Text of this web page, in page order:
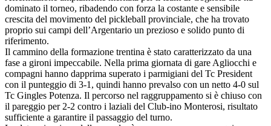
dominato il torneo, ribadendo con forza la costante e sensibile
crescita del movimento del pickleball provinciale, che ha trovato
proprio sui campi dell’Argentario un prezioso e solido punto di
riferimento.
Il cammino della formazione trentina è stato caratterizzato da una
fase a gironi impeccabile. Nella prima giornata di gare Agliocchi e
compagni hanno dapprima superato i parmigiani del Tc President
con il punteggio di 3-1, quindi hanno prevalso con un netto 4-0 sul
Tc Gingles Potenza. Il percorso nel raggruppamento si è chiuso con
il pareggio per 2-2 contro i laziali del Club-ino Monterosi, risultato
sufficiente a garantire il passaggio del turno.